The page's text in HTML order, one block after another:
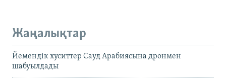
Жаңалықтар
Йемендік хуситтер Сауд Арабиясына дронмен
шабуылдады